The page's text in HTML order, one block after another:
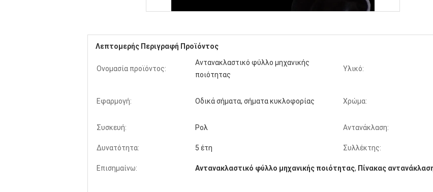
Λεπτομερής Περιγραφή Προϊόντος
Ονομασία προϊόντος:
Αντανακλαστικό φύλλο μηχανικής
ποιότητας
Υλικό:
Εφαρμογή: Οδικά σήματα, σήματα κυκλοφορίας Χρώμα:
Συσκευή: Ρολ Αντανάκλαση:
Δυνατότητα: 5 έτη Συλλέκτης:
Επισημαίνω: Αντανακλαστικό φύλλο μηχανικής ποιότητας, Πίνακας